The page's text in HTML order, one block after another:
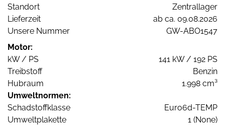
Standort
Zentrallager
Lieferzeit
ab ca. 09.08.2026
Unsere Nummer
GW-ABO1547
Motor:
kW / PS
141 kW / 192 PS
Treibstoff
Benzin
Hubraum
1.998 cm³
Umweltnormen:
Schadstoffklasse
Euro6d-TEMP
Umweltplakette
1 (None)